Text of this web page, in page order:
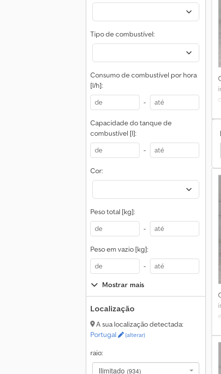
Tipo de combustível:
Consumo de combustível por hora
[l/h]:
-
Capacidade do tanque de
combustível [l]:
-
Cor:
Peso total [kg]:
-
Peso em vazio [kg]:
-
Mostrar mais
Localização
A sua localização detectada:
Portugal
(alterar)
raio:
Ilimitado (934)
Yanmar Carregador De Rodas